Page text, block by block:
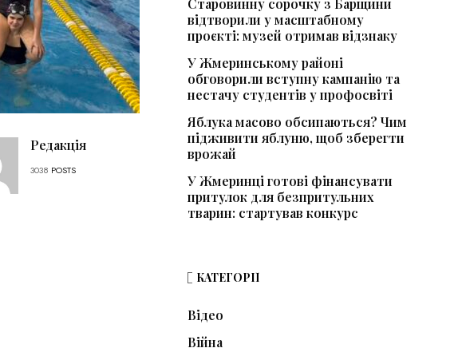
Редакція
3038 POSTS
Старовинну сорочку з Барщини
відтворили у масштабному
проєкті: музей отримав відзнаку
У Жмеринському районі
обговорили вступну кампанію та
нестачу студентів у профосвіті
Яблука масово обсипаються? Чим
підживити яблуню, щоб зберегти
врожай
У Жмеринці готові фінансувати
притулок для безпритульних
тварин: стартував конкурс
КАТЕГОРІЇ
Відео
Війна